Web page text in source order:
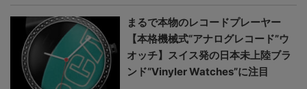
まるで本物のレコードプレーヤー
【本格機械式“アナログレコード”ウ
オッチ】スイス発の日本未上陸ブラ
ンド“Vinyler Watches”に注目